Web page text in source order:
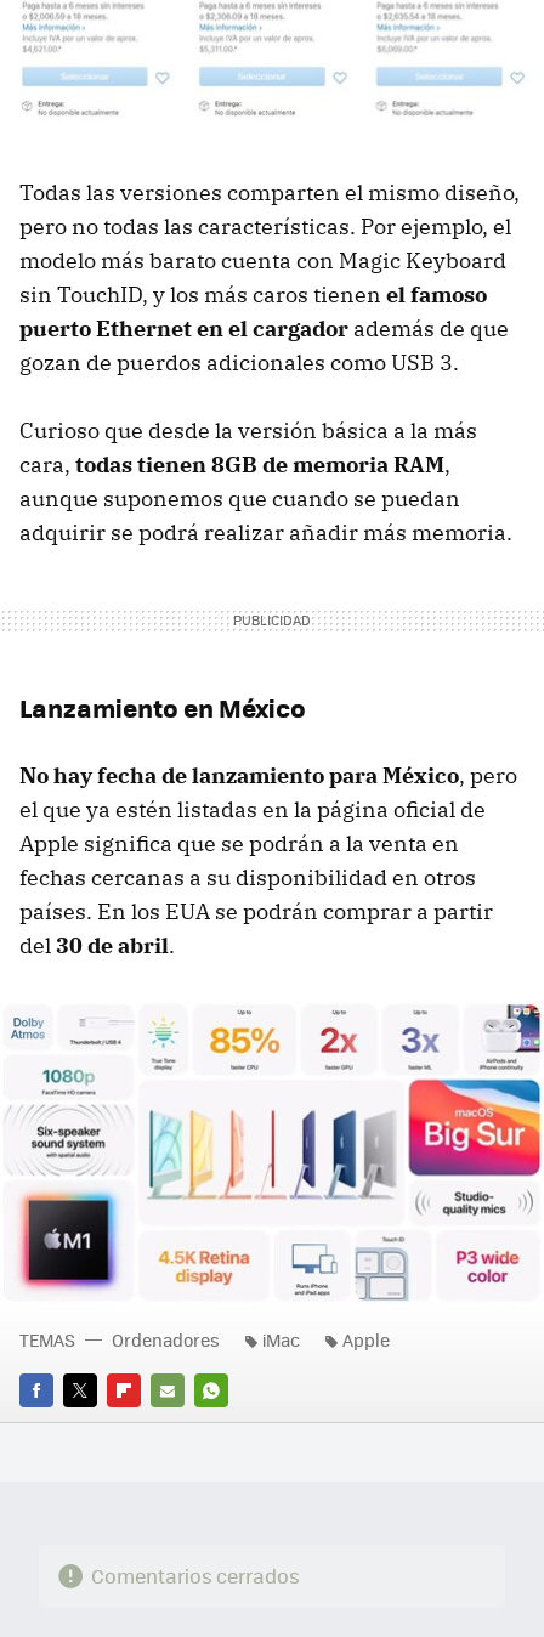
Todas las versiones comparten el mismo diseño,
pero no todas las características. Por ejemplo, el
modelo más barato cuenta con Magic Keyboard
sin TouchID, y los más caros tienen el famoso
puerto Ethernet en el cargador además de que
gozan de puerdos adicionales como USB 3.
Curioso que desde la versión básica a la más
cara, todas tienen 8GB de memoria RAM,
aunque suponemos que cuando se puedan
adquirir se podrá realizar añadir más memoria.
Lanzamiento en México
No hay fecha de lanzamiento para México, pero
el que ya estén listadas en la página oficial de
Apple significa que se podrán a la venta en
fechas cercanas a su disponibilidad en otros
países. En los EUA se podrán comprar a partir
del30 de abril.
FACEBOOK
TWITTERFLIPBOARD
E-
WHATSAPP
TEMAS Ordenadores iMac Apple
Comentarios cerrados